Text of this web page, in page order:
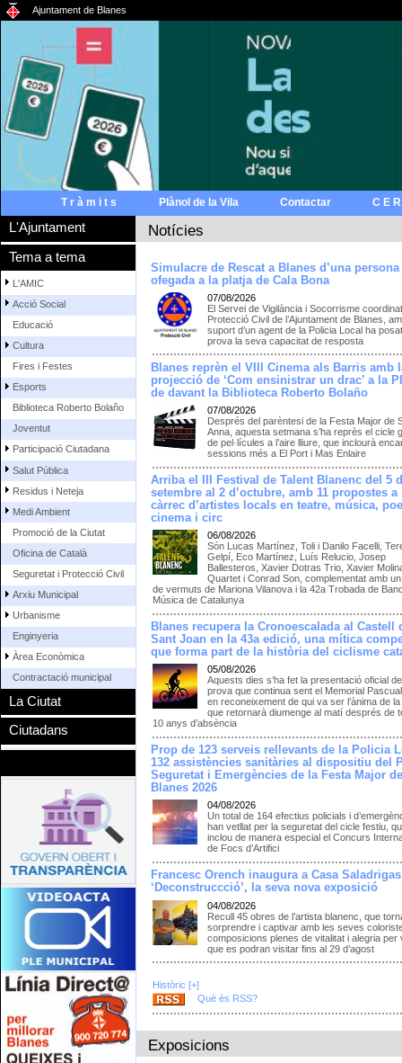
Ajuntament de Blanes
T r à m i t s Plànol de la Vila Contactar C E
L'Ajuntament
Tema a tema
L'AMIC
Acció Social
Educació
Cultura
Fires i Festes
Esports
Biblioteca Roberto Bolaño
Joventut
Participació Ciutadana
Salut Pública
Residus i Neteja
Medi Ambient
Promoció de la Ciutat
Oficina de Català
Seguretat i Protecció Civil
Arxiu Municipal
Urbanisme
Enginyeria
Àrea Econòmica
Contractació municipal
La Ciutat
Ciutadans
Notícies
Simulacre de Rescat a Blanes d’una persona
ofegada a la platja de Cala Bona
07/08/2026
El Servei de Vigilància i Socorrisme
Protecció Civil de l’Ajuntament de Blanes,
suport d’un agent de la Policia Local ha
prova la seva capacitat de resposta
Blanes reprèn el VIII Cinema als Barris amb
projecció de ‘Com ensinistrar un drac’ a la
de davant la Biblioteca Roberto Bolaño
07/08/2026
Després del parèntesi de la Festa Major de
Anna, aquesta setmana s’ha reprès el cicle
de pel·lícules a l’aire lliure, que inclourà
sessions més a El Port i Mas Enlaire
Arriba el III Festival de Talent Blanenc del 5
setembre al 2 d’octubre, amb 11 propostes a
càrrec d’artistes locals en teatre, música,
cinema i circ
06/08/2026
Són Lucas Martínez, Toli i Danilo Facelli,
Gelpí, Eco Martínez, Luís Relucio, Josep
Ballesteros, Xavier Dotras Trio, Xavier
Quartet i Conrad Son, complementat amb
de vermuts de Mariona Vilanova i la 42a Trobada de
Música de Catalunya
Blanes recupera la Cronoescalada al Castell
Sant Joan en la 43a edició, una mítica
que forma part de la història del ciclisme
05/08/2026
Aquests dies s’ha fet la presentació oficial
prova que continua sent el Memorial
en reconeixement de qui va ser l’ànima de
que retornarà diumenge al matí després de
10 anys d’absència
Prop de 123 serveis rellevants de la Policia
132 assistències sanitàries al dispositiu del
Seguretat i Emergències de la Festa Major
Blanes 2026
04/08/2026
Un total de 164 efectius policials i
han vetllat per la seguretat del cicle festiu,
inclou de manera especial el Concurs
de Focs d’Artifici
Francesc Orench inaugura a Casa Saladrigas
‘Deconstruccció’, la seva nova exposició
04/08/2026
Recull 45 obres de l’artista blanenc, que
sorprendre i captivar amb les seves
composicions plenes de vitalitat i alegria per
que es podran visitar fins al 29 d’agost
Històric [+]
Què és RSS?
Exposicions